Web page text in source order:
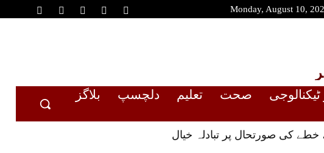
Monday, August 10,
صحت تعلیم دلچسپ
بلاگز
خطے کی صورتحال پر تبادلہ خیال